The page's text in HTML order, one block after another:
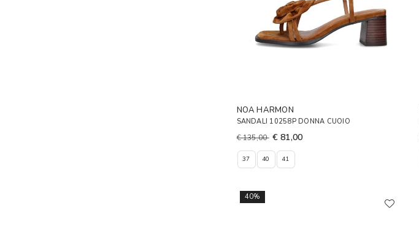
NOA HARMON
SANDALI 10258P DONNA CUOIO
€ 135,00 € 81,00
37 40 41
40%